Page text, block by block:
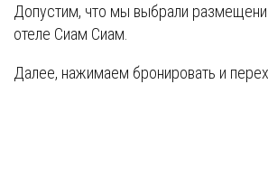
Допустим, что мы выбрали
отеле Сиам Сиам.
Далее, нажимаем бронировать и